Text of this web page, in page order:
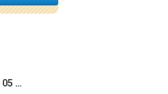
ZA-F 100*80 05 10